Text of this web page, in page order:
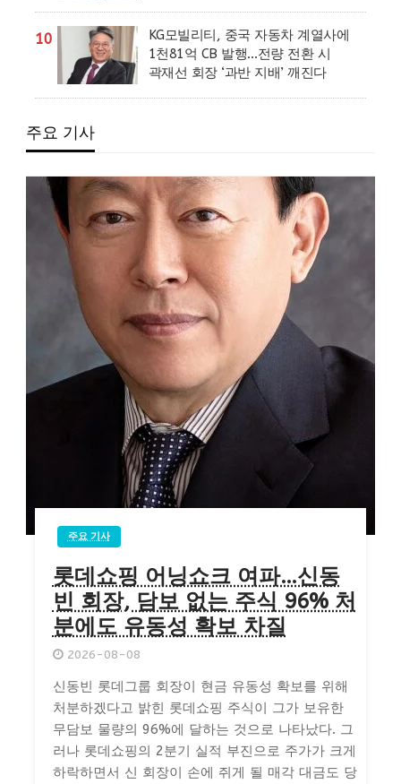
10
KG모빌리티, 중국 자동차 계열사에
1천81억 CB 발행…전량 전환 시
곽재선 회장 ‘과반 지배’ 깨진다
주요 기사
주요 기사
롯데쇼핑 어닝쇼크 여파…신동
빈 회장, 담보 없는 주식 96% 처
분에도 유동성 확보 차질
2026-08-08
신동빈 롯데그룹 회장이 현금 유동성 확보를 위해
처분하겠다고 밝힌 롯데쇼핑 주식이 그가 보유한
무담보 물량의 96%에 달하는 것으로 나타났다. 그
러나 롯데쇼핑의 2분기 실적 부진으로 주가가 크게
하락하면서 신 회장이 손에 쥐게 될 매각 대금도 당